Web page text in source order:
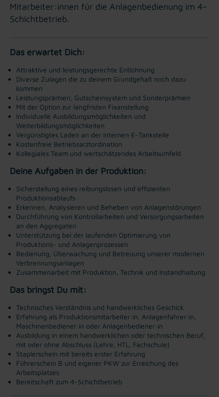
Mitarbeiter:innen für die Anlagenbedienung im 4-
Schichtbetrieb.
Das erwartet Dich:
Attraktive und leistungsgerechte Entlohnung
Diverse Zulagen die zu deinem Grundgehalt noch dazu
kommen
Leistungsprämien, Gutscheinsystem und Sonderprämien
Mit der Option zur langfristen Fixanstellung
Individuelle Ausbildungsmöglichkeiten und
Weiterbildungsmöglichkeiten
Vergünstigtes Laden an der internen E-Tankstelle
Kostenfreie Betriebsarztordination
Kollegiales Team und wertschätzendes Arbeitsumfeld
Deine Aufgaben in der Produktion:
Sicherstellung eines reibungslosen und effizienten
Produktionsablaufs
Erkennen, Analysieren und Beheben von Anlagenstörungen
Durchführung von Kontrollarbeiten und Versorgungsarbeiten
an den Aggregaten
Unterstützung bei der laufenden Optimierung von
Produktions- und Anlagenprozessen
Bedienung, Überwachung und Betreuung unserer modernen
Verbrennungsanlagen
Zusammenarbeit mit Produktion, Technik und Instandhaltung
Das bringst Du mit:
Technisches Verständnis und handwerkliches Geschick
Erfahrung als Produktionsmitarbeiter:in, Anlagenfahrer:in,
Maschinenbediener:in oder Anlagenbediener:in
Ausbildung in einem handwerklichen oder technischen Beruf,
mit oder ohne Abschluss (Lehre, HTL, Fachschule)
Staplerschein mit bereits erster Erfahrung
Führerschein B und eigener PKW zur Erreichung des
Arbeitsplatzes
Bereitschaft zum 4-Schichtbetrieb